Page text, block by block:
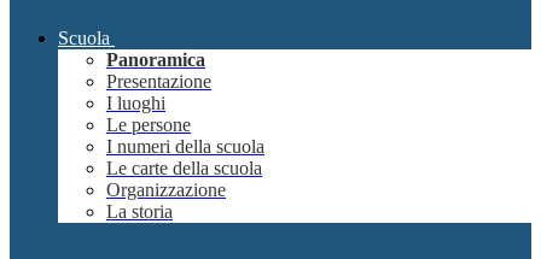
Scuola
Panoramica
Presentazione
I luoghi
Le persone
I numeri della scuola
Le carte della scuola
Organizzazione
La storia